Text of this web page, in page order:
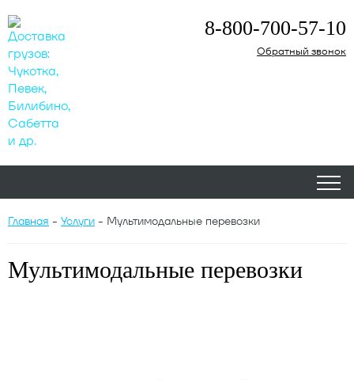
8-800-700-57-10
Обратный звонок
Главная - Услуги - Мультимодальные перевозки
Мультимодальные перевозки